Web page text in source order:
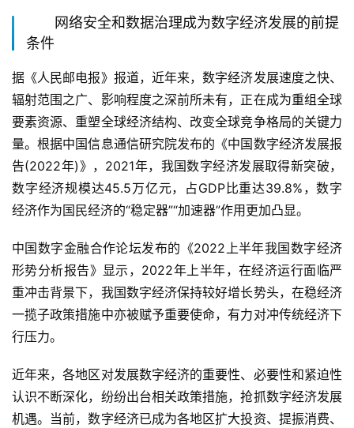
网络安全和数据治理成为数字经济发展的前提
条件
据《人民邮电报》报道，近年来，数字经济发展速度之快、
辐射范围之广、影响程度之深前所未有，正在成为重组全球
要素资源、重塑全球经济结构、改变全球竞争格局的关键力
量。根据中国信息通信研究院发布的《中国数字经济发展报
告(2022年)》，2021年，我国数字经济发展取得新突破，
数字经济规模达45.5万亿元，占GDP比重达39.8%，数字
经济作为国民经济的“稳定器”“加速器”作用更加凸显。
中国数字金融合作论坛发布的《2022上半年我国数字经济
形势分析报告》显示，2022年上半年，在经济运行面临严
重冲击背景下，我国数字经济保持较好增长势头，在稳经济
一揽子政策措施中亦被赋予重要使命，有力对冲传统经济下
行压力。
近年来，各地区对发展数字经济的重要性、必要性和紧迫性
认识不断深化，纷纷出台相关政策措施，抢抓数字经济发展
机遇。当前，数字经济已成为各地区扩大投资、提振消费、